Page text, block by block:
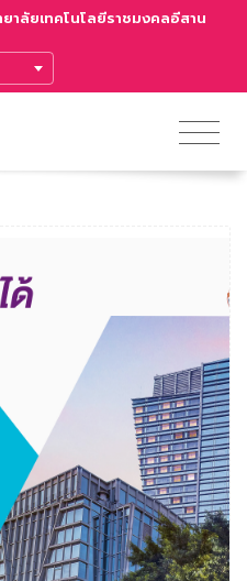
าลัยเทคโนโลยีราชมงคลอีสาน
TRANSLATE